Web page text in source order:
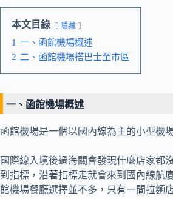
本文目錄 隱藏
1 一、函館機場概述
2 二、函館機場搭巴士至市區
一、函館機場概述
函館機場是一個以國內線為主的小型機
國際線入境後過海關會發現什麼店家都
到指標，沿著指標走就會來到國內線航
館機場餐廳選擇並不多，只有一間拉麵